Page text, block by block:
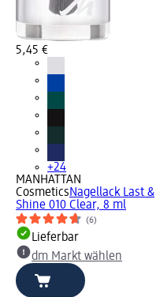
5,45 €
+24
MANHATTAN
CosmeticsNagellack Last &
Shine 010 Clear, 8 ml
(6)
Lieferbar
dm Markt wählen